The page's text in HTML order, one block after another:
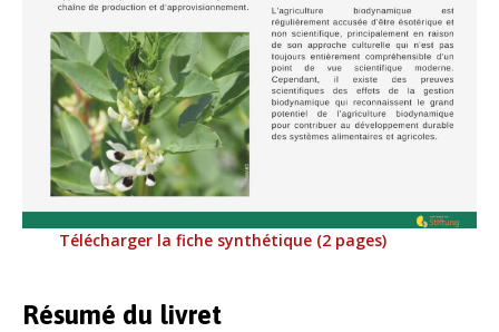
Télécharger la fiche synthétique (2 pages)
Résumé du livret